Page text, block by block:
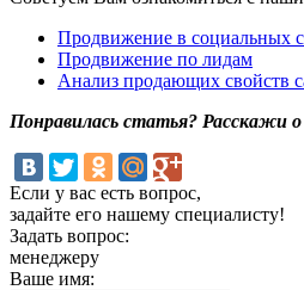
Продвижение в социальных
Продвижение по лидам
Анализ продающих свойств
Понравилась статья? Расскажи о
Если у вас есть вопрос,
задайте его нашему специалисту!
Задать вопрос:
менеджеру
Ваше имя: